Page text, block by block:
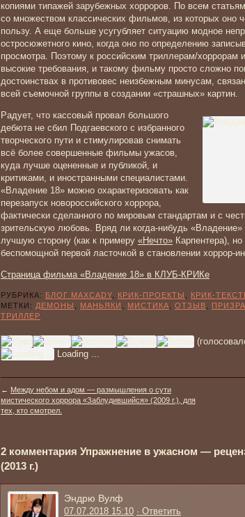
копиями типажей зарубежных хорроров. По всем
со множеством классических фильмов, из которых оно
пользу. А еще больше усугубляет ситуацию модное
остросюжетного кино, когда оно по определению
просмотра. Поэтому к российским триллерам/хоррорам
высокие требования, и такому фильму просто сложно
достоинствах в противовес неизбежным минусам,
всей съемочной группы в создании «страшных» картин.
Радует, что кассовый провал большого
дебюта не сбил Подгаевского с избранного
творческого пути и стимулировав снимать
всё более совершенные фильмы ужасов,
куда лучше оцененные и публикой, и
критиками, и иностранными специалистами.
«Владение 18» можно охарактеризовать как
перезапуск новороссийского хоррора,
фактически сделанного по мировым стандартам и с
зрительскую любовь. Вряд ли когда-нибудь
лучшую сторону (как к примеру «Нечто» Карпентера),
беспомощной первой ласточкой в становлении хоррор-
Страница фильма «Владение 18» в КЛУБ-КРИКе
РУБРИКА: БЛОГ MAXCADY КРИК-ПРОЕКТЫ КРИК-
МЕТКИ: ДЕМОНЫ МАНЬЯКИ МИСТИКА ОТЗЫВ
ТРИЛЛЕР
Loading ...
← Между небом и адом — размышления о сути
мистического хоррора «Заблудившийся» (2009 г.), для
тех, кто смотрел.
2 комментария Упражнение в ужасном —
(2013 г.)
Эндрю Вулф
07.07.2018 15:10 · Ответить